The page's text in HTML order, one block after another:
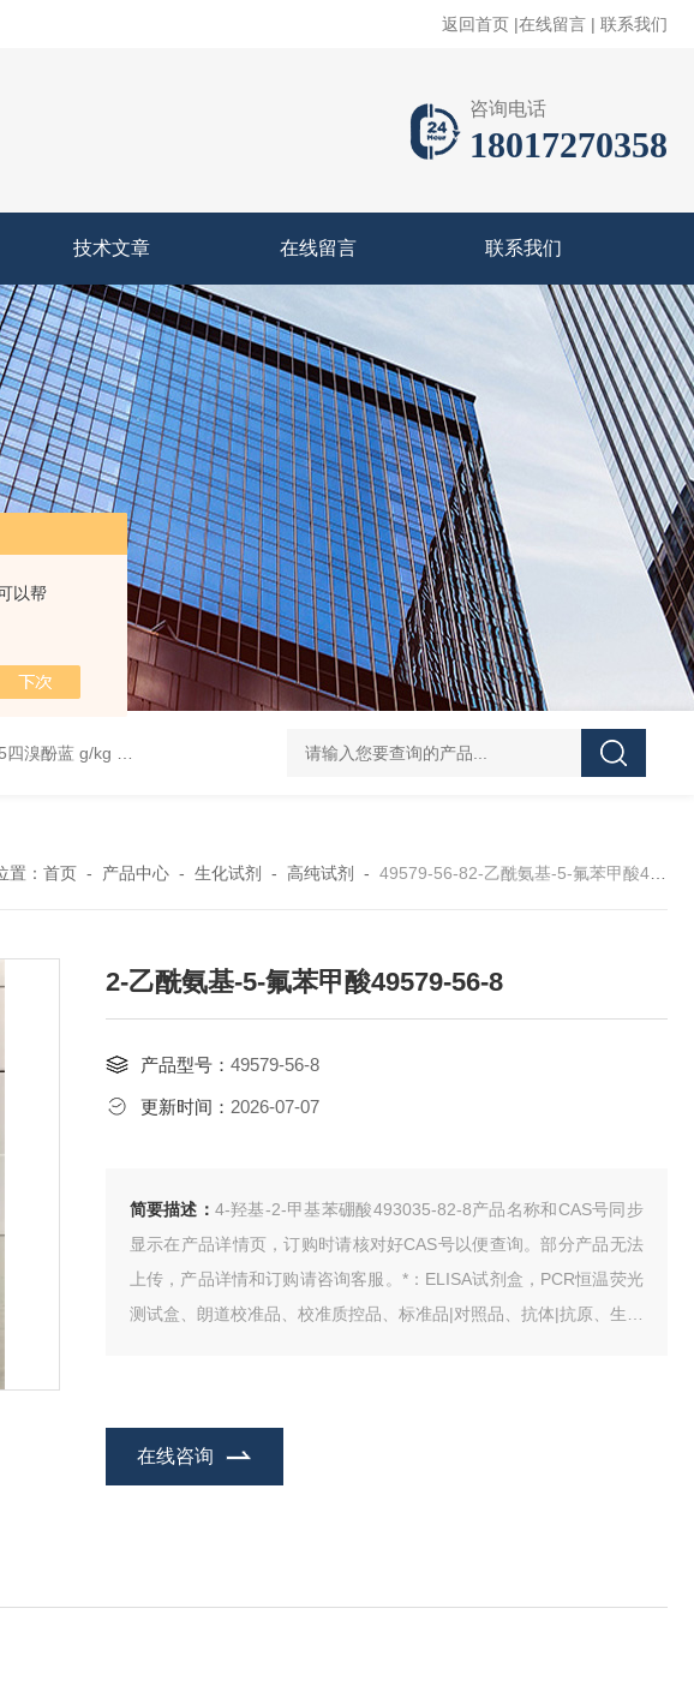
以帮
返回首页 |在线留言 | 联系我们
咨询电话
18017270358
技术文章 在线留言 联系我们
四溴酚蓝 g/kg 81-08-32-磺基苯甲酸酐 4441-12-7三(4-吗啉基)氧化膦
置： 首页- 产品中心- 生化试剂 - 高纯试剂 - 49579-56-82-乙酰氨基-5-氟苯甲酸49579-56-8
2-乙酰氨基-5-氟苯甲酸49579-56-8
产品型号： 49579-56-8
更新时间： 2026-07-07
简要描述： 4-羟基-2-甲基苯硼酸493035-82-8产品名称和CAS号同步
显示在产品详情页，订购时请核对好CAS号以便查询。部分产品无法
上传，产品详情和订购请咨询客服。*：ELISA试剂盒，PCR恒温荧光
测试盒、朗道校准品、校准质控品、标准品|对照品、抗体|抗原、生物
在线咨询